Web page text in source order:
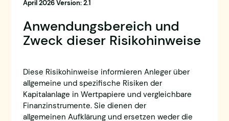
April 2026 Version: 2.1
Anwendungsbereich und
Zweck dieser Risikohinweise
Diese Risikohinweise informieren Anleger über
allgemeine und spezifische Risiken der
Kapitalanlage in Wertpapiere und vergleichbare
Finanzinstrumente. Sie dienen der
allgemeinen Aufklärung und ersetzen weder die